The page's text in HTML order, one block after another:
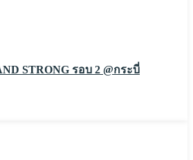
STRONG รอบ 2 @กระบี่